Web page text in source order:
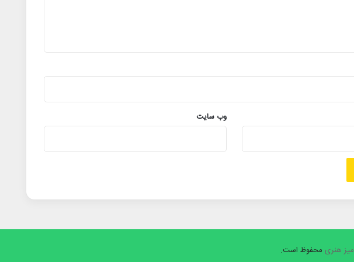
وب‌ سایت
میز هنری محفوظ است.